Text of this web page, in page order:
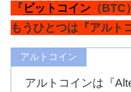
『 ビットコイン（BTC
もうひとつは『アルト
アルトコイン
アルトコインは『